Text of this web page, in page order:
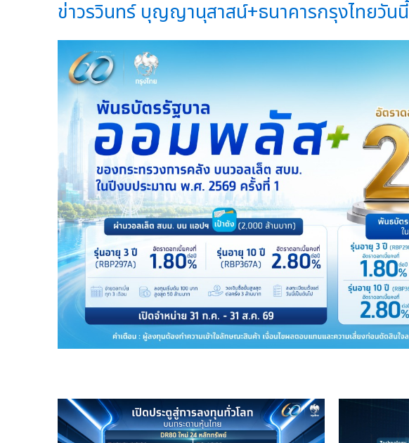
ข่าวรวินทร์ บุญญานุสาสน์+ธนาคารกรุงไทยวันนี้